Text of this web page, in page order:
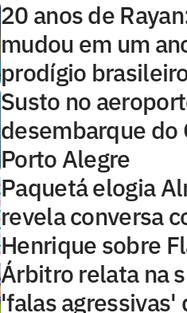
20 anos de
mudou em um
prodígio
Susto no
desembarque do
Porto Alegre
Paquetá elogia
revela conversa
Henrique sobre
Árbitro relata na
'falas agressivas'